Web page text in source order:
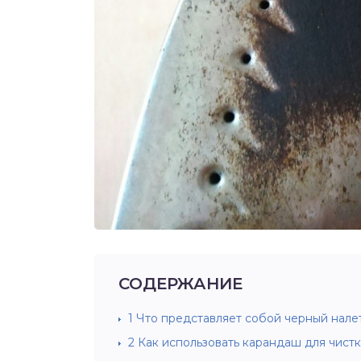
СОДЕРЖАНИЕ
1 Что представляет собой черный
2 Как использовать карандаш для